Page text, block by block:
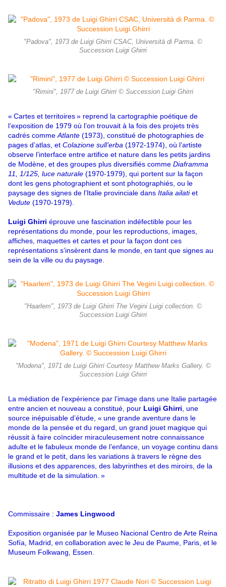
"Padova", 1973 de Luigi Ghirri CSAC, Università di Parma. ©
Succession Luigi Ghirri
"Rimini", 1977 de Luigi Ghirri © Succession Luigi Ghirri
« Cartes et territoires » reprend la cartographie poétique de
l’exposition de 1979 où l’on trouvait à la fois des projets très
cadrés comme Atlante (1973), constitué de photographies de
pages d’atlas, et Colazione sull’erba (1972-1974), où l’artiste
observe l’interface entre artifice et nature dans les petits jardins
de Modène, et des groupes plus diversifiés comme Diaframma
11, 1/125, luce naturale (1970-1979), qui portent sur la façon
dont les gens photographient et sont photographiés, ou le
paysage des signes de l’Italie provinciale dans Italia ailatiet
Vedute (1970-1979).
Luigi Ghirri éprouve une fascination indéfectible pour les
représentations du monde, pour les reproductions, images,
affiches, maquettes et cartes et pour la façon dont ces
représentations s’insèrent dans le monde, en tant que signes au
sein de la ville ou du paysage.
"Haarlem", 1973 de Luigi Ghirri The Vegini Luigi collection. ©
Succession Luigi Ghirri
"Modena", 1971 de Luigi Ghirri Courtesy Matthew Marks Gallery. ©
Succession Luigi Ghirri
La médiation de l’expérience par l’image dans une Italie partagée
entre ancien et nouveau a constitué, pour Luigi Ghirri , une
source inépuisable d’étude, « une grande aventure dans le
monde de la pensée et du regard, un grand jouet magique qui
réussit à faire coïncider miraculeusement notre connaissance
adulte et le fabuleux monde de l’enfance, un voyage continu dans
le grand et le petit, dans les variations à travers le règne des
illusions et des apparences, des labyrinthes et des miroirs, de la
multitude et de la simulation. »
Commissaire : James Lingwood
Exposition organisée par le Museo Nacional Centro de Arte Reina
Sofía, Madrid, en collaboration avec le Jeu de Paume, Paris, et le
Museum Folkwang, Essen.